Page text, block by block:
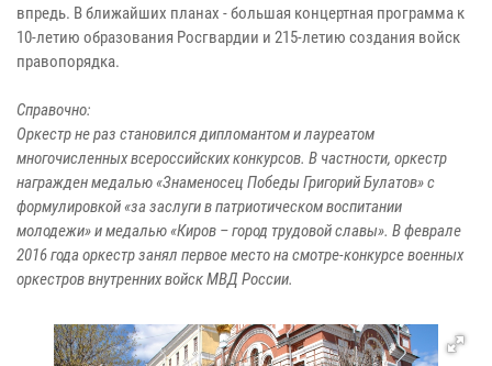
впредь. В ближайших планах - большая концертная программа к
10-летию образования Росгвардии и 215-летию создания войск
правопорядка.
Справочно:
Оркестр не раз становился дипломантом и лауреатом
многочисленных всероссийских конкурсов. В частности, оркестр
награжден медалью «Знаменосец Победы Григорий Булатов» с
формулировкой «за заслуги в патриотическом воспитании
молодежи» и медалью «Киров – город трудовой славы». В феврале
2016 года оркестр занял первое место на смотре-конкурсе военных
оркестров внутренних войск МВД России.